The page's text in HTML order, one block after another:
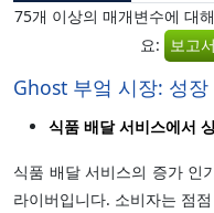
75개 이상의 매개변수에 대
요: 보고
Ghost 부엌 시장: 성
식품 배달 서비스에서
식품 배달 서비스의 증가 인
라이버입니다. 소비자는 점